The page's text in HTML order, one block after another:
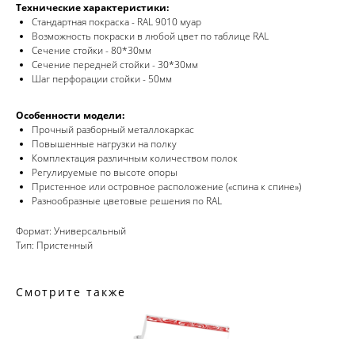
Технические характеристики:
Стандартная покраска - RAL 9010 муар
Возможность покраски в любой цвет по таблице RAL
Сечение стойки - 80*30мм
Сечение передней стойки - 30*30мм
Шаг перфорации стойки - 50мм
Особенности модели:
Прочный разборный металлокаркас
Повышенные нагрузки на полку
Комплектация различным количеством полок
Регулируемые по высоте опоры
Пристенное или островное расположение («спина к спине»)
Разнообразные цветовые решения по RAL
Формат: Универсальный
Тип: Пристенный
Смотрите также